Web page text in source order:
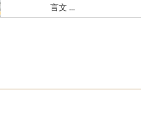
言文 ...